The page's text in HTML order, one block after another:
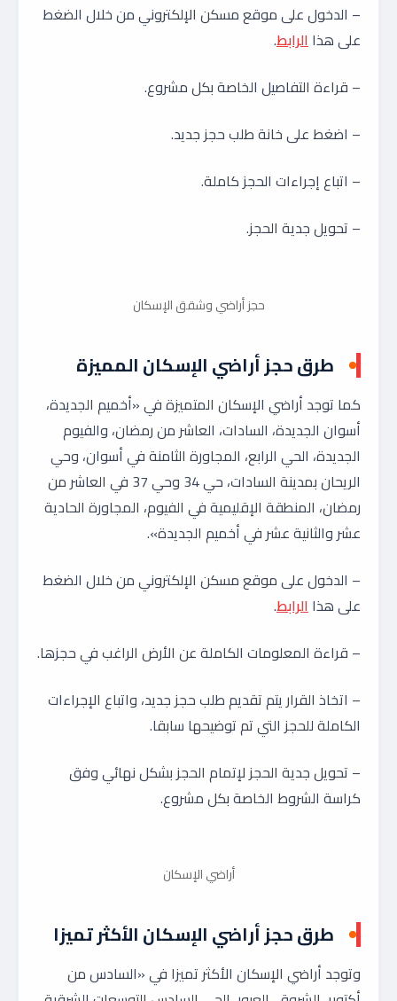
– الدخول على موقع مسكن الإلكتروني من خلال الضغط
على هذاالرابط.
– قراءة التفاصيل الخاصة بكل مشروع.
– اضغط على خانة طلب حجز جديد.
– اتباع إجراءات الحجز كاملة.
– تحويل جدية الحجز.
حجز أراضي وشقق الإسكان
طرق حجز أراضي الإسكان المميزة
كما توجد أراضي الإسكان المتميزة في «أخميم الجديدة،
أسوان الجديدة، السادات، العاشر من رمضان، والفيوم
الجديدة، الحي الرابع، المجاورة الثامنة في أسوان، وحي
الريحان بمدينة السادات، حي 34 وحي 37 في العاشر من
رمضان، المنطقة الإقليمية في الفيوم، المجاورة الحادية
عشر والثانية عشر في أخميم الجديدة».
– الدخول على موقع مسكن الإلكتروني من خلال الضغط
على هذاالرابط.
– قراءة المعلومات الكاملة عن الأرض الراغب في حجزها.
– اتخاذ القرار يتم تقديم طلب حجز جديد، واتباع الإجراءات
الكاملة للحجز التي تم توضيحها سابقا.
– تحويل جدية الحجز لإتمام الحجز بشكل نهائي وفق
كراسة الشروط الخاصة بكل مشروع.
أراضي الإسكان
طرق حجز أراضي الإسكان الأكثر تميزا
وتوجد أراضي الإسكان الأكثر تميزا في «السادس من